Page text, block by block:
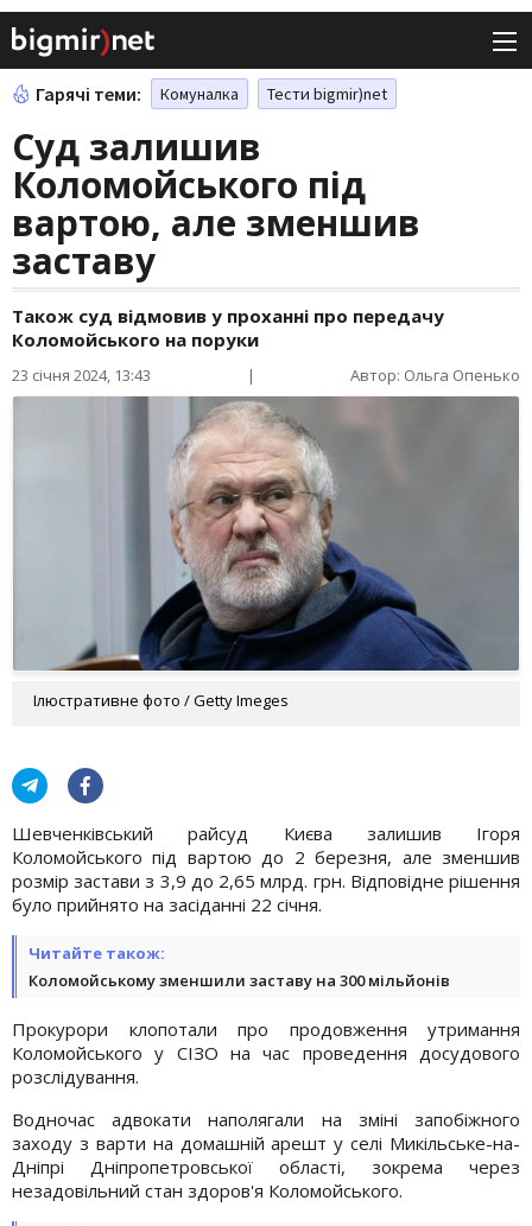
Гарячі теми: Комуналка Тести bigmir)net
Суд залишив
Коломойського під
вартою, але зменшив
заставу
Також суд відмовив у проханні про передачу
Коломойського на поруки
23 січня 2024, 13:43 | Автор: Ольга Опенько
Ілюстративне фото / Getty Imeges
Шевченківський райсуд Києва залишив Ігоря
Коломойського під вартою до 2 березня, але зменшив
розмір застави з 3,9 до 2,65 млрд. грн. Відповідне рішення
було прийнято на засіданні 22 січня.
Читайте також:
Коломойському зменшили заставу на 300 мільйонів
Прокурори клопотали про продовження утримання
Коломойського у СІЗО на час проведення досудового
розслідування.
Водночас адвокати наполягали на зміні запобіжного
заходу з варти на домашній арешт у селі Микільське-на-
Дніпрі Дніпропетровської області, зокрема через
незадовільний стан здоров'я Коломойського.